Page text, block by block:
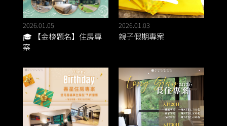
2026.01.05
🎓 【金榜題名】住房專
案
2026.01.03
親子假期專案